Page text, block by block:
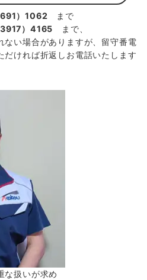
）1062 まで
）4165 まで、
ない場合がありますが、留守番電
だければ折返しお電話いたします
な扱いが求め